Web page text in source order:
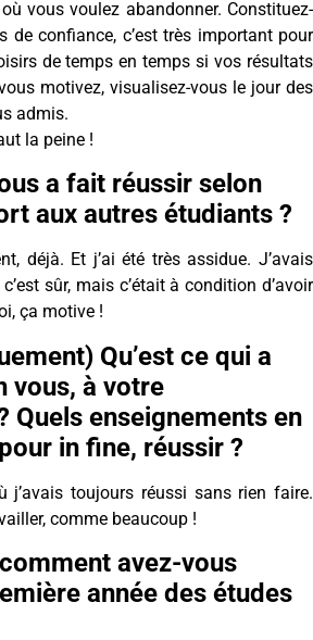
vous voulez abandonner. Constituez-
de confiance, c’est très important pour
de temps en temps si vos résultats
motivez, visualisez-vous le jour des
admis.
la peine !
a fait réussir selon
aux autres étudiants ?
déjà. Et j’ai été très assidue. J’avais
sûr, mais c’était à condition d’avoir
ça motive !
Qu’est ce qui a
vous, à votre
Quels enseignements en
in fine, réussir ?
j’avais toujours réussi sans rien faire.
comme beaucoup !
avez-vous
année des études